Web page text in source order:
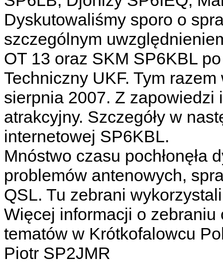
Dyskutowaliśmy sporo o
szczególnym
OT 13 oraz SKM SP6KBL
Techniczny UKF. Tym
sierpnia 2007. Z
atrakcyjny. Szczegóły w
internetowej SP6KBL.
Mnóstwo czasu pochłonęła
problemów antenowych,
QSL. Tu zebrani
Więcej informacji o
tematów w Krótkofalowcu
Piotr SP2JMR